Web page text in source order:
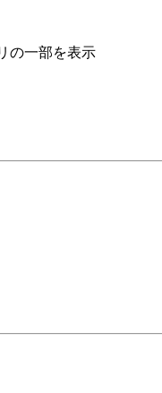
の一部を表示